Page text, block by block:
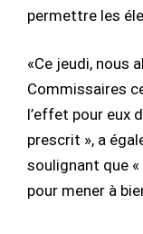
permettre les
«Ce jeudi, nous
Commissaires
l’effet pour eux
prescrit », a
soulignant que
pour mener à